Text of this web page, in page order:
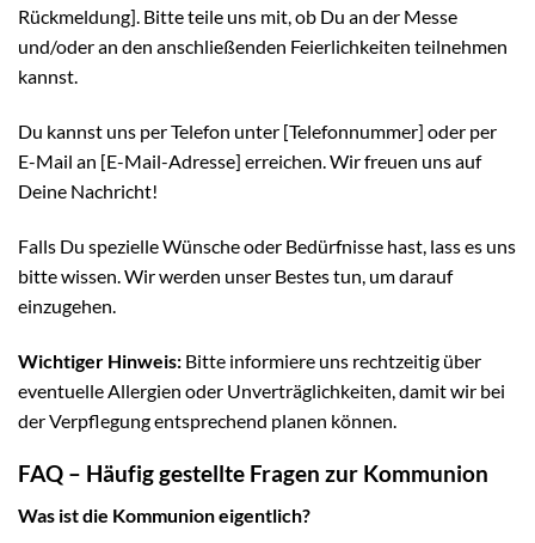
Rückmeldung]. Bitte teile uns mit, ob Du an der Messe
und/oder an den anschließenden Feierlichkeiten teilnehmen
kannst.
Du kannst uns per Telefon unter [Telefonnummer] oder per
E-Mail an [E-Mail-Adresse] erreichen. Wir freuen uns auf
Deine Nachricht!
Falls Du spezielle Wünsche oder Bedürfnisse hast, lass es uns
bitte wissen. Wir werden unser Bestes tun, um darauf
einzugehen.
Wichtiger Hinweis: Bitte informiere uns rechtzeitig über
eventuelle Allergien oder Unverträglichkeiten, damit wir bei
der Verpflegung entsprechend planen können.
FAQ – Häufig gestellte Fragen zur Kommunion
Was ist die Kommunion eigentlich?